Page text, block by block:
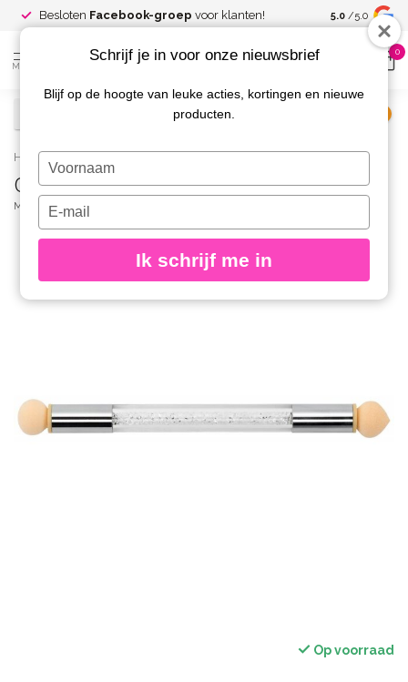
Besloten Facebook-groep voor klanten! Spaar voor
kortingen
5.0 /5.0
MENU
0
Home / Ombre & Pigment Tool
Ombre & Pigment Tool
MAGNETIC
Op voorraad
Schrijf je in voor onze nieuwsbrief
Blijf op de hoogte van leuke acties, kortingen en nieuwe
producten.
Typ
je
naam
Typ
je
e-
in
Ik schrijf me in